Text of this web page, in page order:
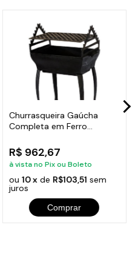
Churrasqueira Gaúcha
Completa em Ferro
R$ 962,67
à vista no Pix ou Boleto
ou 10 xde R$103,51 sem
juros
Comprar